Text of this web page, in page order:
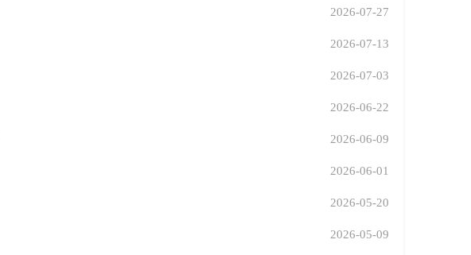
2026-07-27
2026-07-13
2026-07-03
2026-06-22
2026-06-09
2026-06-01
2026-05-20
2026-05-09